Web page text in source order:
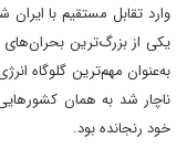
وارد تقابل مستقیم با
یکی از بزرگ‌ترین بحران‌های
به‌عنوان مهم‌ترین گلوگاه
ناچار شد به همان
خود رنجانده بود.